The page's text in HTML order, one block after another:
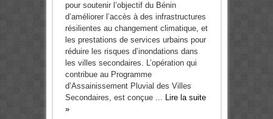
pour soutenir l’objectif du Bénin
d’améliorer l’accès à des infrastructures
résilientes au changement climatique, et
les prestations de services urbains pour
réduire les risques d’inondations dans
les villes secondaires. L’opération qui
contribue au Programme
d’Assainissement Pluvial des Villes
Secondaires, est conçue ... Lire la suite
»